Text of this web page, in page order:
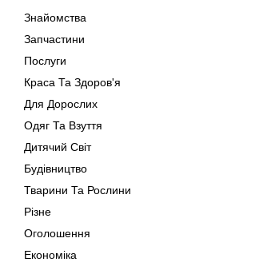
Знайомства
Запчастини
Послуги
Краса Та Здоров'я
Для Дорослих
Одяг Та Взуття
Дитячий Світ
Будівництво
Тварини Та Рослини
Різне
Оголошення
Економіка